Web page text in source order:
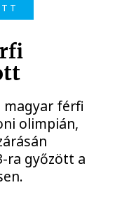
férfi
olimpián,
ra győzött a